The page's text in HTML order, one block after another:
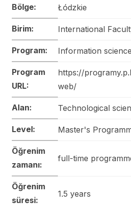
Bölge: Łódzkie
Birim: International
Program: Information science
Program
URL:
https://
web/
Alan: Technological
Level: Master's
Öğrenim
zamanı:
full-time
Öğrenim
süresi:
1.5 years